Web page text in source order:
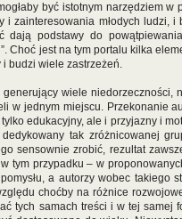
być istotnym narzędziem w
i zainteresowania młodych ludzi, i
dają podstawy do
Choć jest na tym portalu kilka
budzi wiele zastrzeżeń.
generujący wiele
w jednym miejscu. Przekonanie
edukacyjny, ale i przyjazny i
tak zróżnicowanej
sensownie zrobić, rezultat
w tym przypadku – w
a autorzy wobec takiego
choćby na różnice
tych samach treści i w tej samej